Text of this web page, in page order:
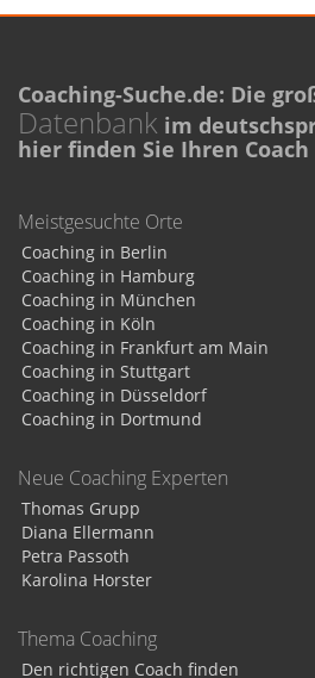
Coaching-Suche.de: Die
Datenbank im
hier finden Sie Ihren Coach
Meistgesuchte Orte
Coaching in Berlin
Coaching in Hamburg
Coaching in München
Coaching in Köln
Coaching in Frankfurt am Main
Coaching in Stuttgart
Coaching in Düsseldorf
Coaching in Dortmund
Neue Coaching Experten
Thomas Grupp
Diana Ellermann
Petra Passoth
Karolina Horster
Thema Coaching
Den richtigen Coach finden